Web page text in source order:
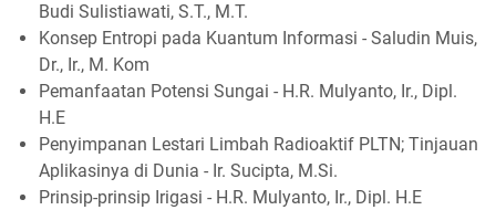
Budi Sulistiawati, S.T., M.T.
Konsep Entropi pada Kuantum Informasi - Saludin Muis,
Dr., Ir., M. Kom
Pemanfaatan Potensi Sungai - H.R. Mulyanto, Ir., Dipl.
H.E
Penyimpanan Lestari Limbah Radioaktif PLTN; Tinjauan
Aplikasinya di Dunia - Ir. Sucipta, M.Si.
Prinsip-prinsip Irigasi - H.R. Mulyanto, Ir., Dipl. H.E